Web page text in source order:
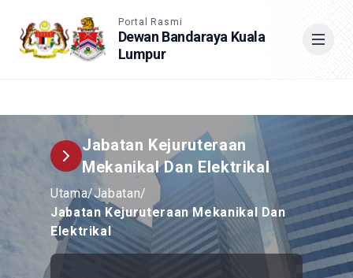
Portal Rasmi
Dewan Bandaraya Kuala
Lumpur
Jabatan Kejuruteraan
Mekanikal Dan Elektrikal
Utama/Jabatan/
Jabatan Kejuruteraan Mekanikal Dan
Elektrikal